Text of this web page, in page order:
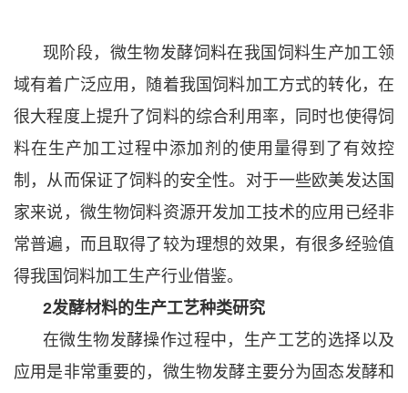
现阶段，微生物发酵饲料在我国饲料生产加工领
域有着广泛应用，随着我国饲料加工方式的转化，在
很大程度上提升了饲料的综合利用率，同时也使得饲
料在生产加工过程中添加剂的使用量得到了有效控
制，从而保证了饲料的安全性。对于一些欧美发达国
家来说，微生物饲料资源开发加工技术的应用已经非
常普遍，而且取得了较为理想的效果，有很多经验值
得我国饲料加工生产行业借鉴。
2发酵材料的生产工艺种类研究
在微生物发酵操作过程中，生产工艺的选择以及
应用是非常重要的，微生物发酵主要分为固态发酵和